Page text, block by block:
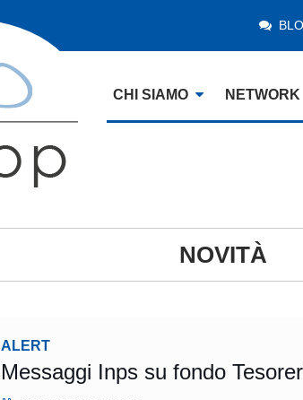
CHI SIAMO NETWORK
NOVITÀ
ALERT
Messaggi Inps su fondo